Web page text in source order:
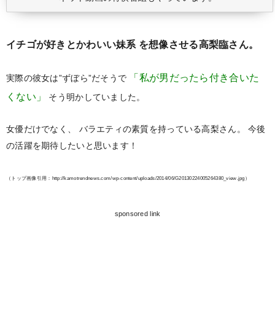
イチゴが好きとかわいい妹系 を想像させる高梨臨さん。
実際の彼女は”ずぼら”だそうで
「私が男だったら付き合いた
くない」
そう明かしていました。
女優だけでなく、 バラエティの素質を持っている高梨さん。
今後
の活躍を期待したいと思います！
（トップ画像引用：http://kamotrendnews.com/wp-content/uploads/2014/06/G20130224005264380_view.jpg）
sponsored link